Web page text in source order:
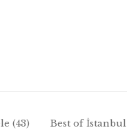
(43) Best of İstanbul